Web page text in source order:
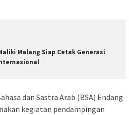
Malang Siap Cetak Generasi
dan Sastra Arab (BSA) Endang
kegiatan pendampingan